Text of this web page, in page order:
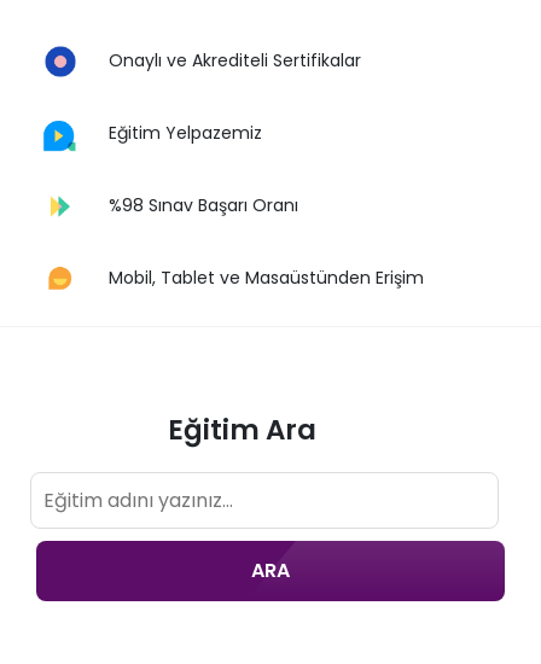
Onaylı ve Akrediteli Sertifikalar
Eğitim Yelpazemiz
%98 Sınav Başarı Oranı
Mobil, Tablet ve Masaüstünden Erişim
Eğitim Ara
ARA